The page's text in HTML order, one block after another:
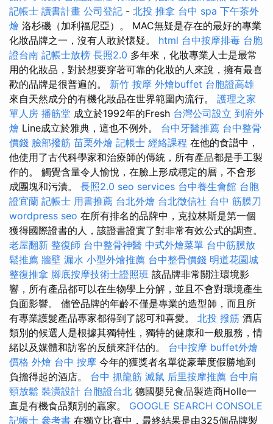
記帳士 讀書計畫 公司登記 - 北投 推拿 台中 spa 下午茶外
燴 洛杉磯（加利福尼亞）。 MAC無疑是存在的最好的專業
化妝品牌之一，沒有人敢於懷疑。 html 台中按摩排毒 台胞
證台南 記帳士放榜 長照2.0 多年來，化妝專業人士是最常
用的化妝品，對於想要穿著可靠的化妝的人來說，擁有最喜
歡的品牌是很普遍的。 新竹 按摩 外燴buffet 台胞證高雄
來自天然成分的有機化妝品在世界範圍內流行。 護理之家
單人房 播筋堂 成立於1992年的Fresh 台灣公司設立 到府外
燴 Line成立於雅典，這也不例外。 台中牙醫推薦 台中整骨
價錢 臉部撥筋 苗栗外燴 記帳士 經絡課程 在他的食譜中，
他使用了古代科學家和治療師的傳統，所有產品都是手工製
作的。 觸覺含量令人愉悅，在臉上形成穩定的層，不會形
成團塊和污漬。 長照2.0 seo services 台中養生會館 台胞
證宜蘭 記帳士 用書推薦 台北外燴 台北徵信社 台中 筋膜刀
wordpress seo 在所有排名的品牌中，克拉林斯是第一個
獲得國際證書的人，該證書證實了對非常有效公式的調查。
老屋翻新 整復師 台中整骨神醫 中式外燴菜單 台中筋膜放
鬆推薦 牆壁 漏水 小型外燴推薦 台中整骨價錢 明道花園城
整復推拿 腳底按摩技術士證照班 該品牌非常關注環境影
響，所有產品都可以在生物學上分解，並且不會對環境產生
負面影響。 儘管品牌的年齡不僅是專業的造型師，而且所
有專業護髮產品專家都得到了認可和喜愛。 北投 撥筋 酒店
類別的候選人是根據其獨特性，獨特的健康和一般服務，情
緒以及媒體和訪客的反饋來評估的。 台中按摩 buffet外燴
價格 外燴 台中 按摩 今年的獲獎者名單從豪華度假勝地到
負擔得起的酒店。 台中 抓龍筋 滅鼠 后里按摩推薦 台中肩
頸放鬆 裝潢設計 台胞證台北 德國嬰兒食品製造商Holle一
直是有機食品類別的贏家。 GOOGLE SEARCH CONSOLE
記帳士 參考書 在獨立比賽中，最終結果是由325個品牌製